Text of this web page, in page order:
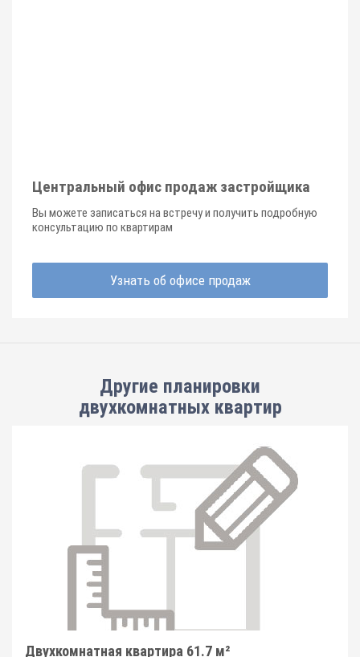
Центральный офис продаж застройщика
Вы можете записаться на встречу и получить подробную
консультацию по квартирам
Узнать об офисе продаж
Другие планировки
двухкомнатных квартир
Двухкомнатная квартира 61.7 м²